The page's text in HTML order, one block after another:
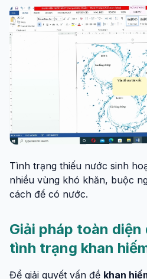
Tình trạng thiếu nước sinh
nhiều vùng khó khăn, buộc
cách để có nước.
Giải pháp toàn
tình trạng khan
Để giải quyết vấn đề khan